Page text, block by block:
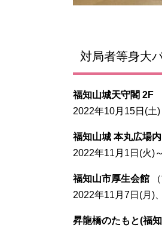
対局者等身大
福知山城天守閣 2F
2022年10月15日(土
福知山城 本丸広場
2022年11月1日(火
福知山市厚生会館
2022年11月7日(月)
昇龍橋のたもと(福